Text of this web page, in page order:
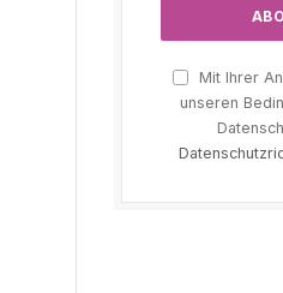
Mit Ihrer
unseren